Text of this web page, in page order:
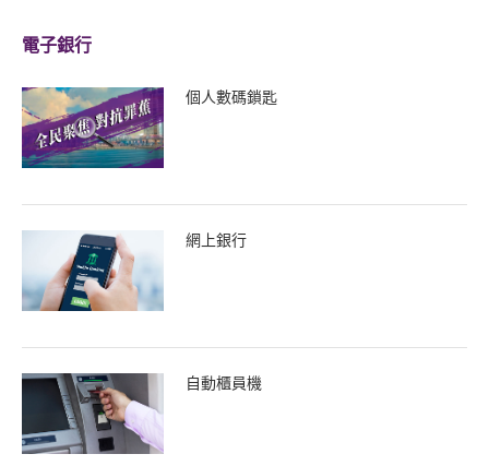
電子銀行
個人數碼鎖匙
網上銀行
自動櫃員機